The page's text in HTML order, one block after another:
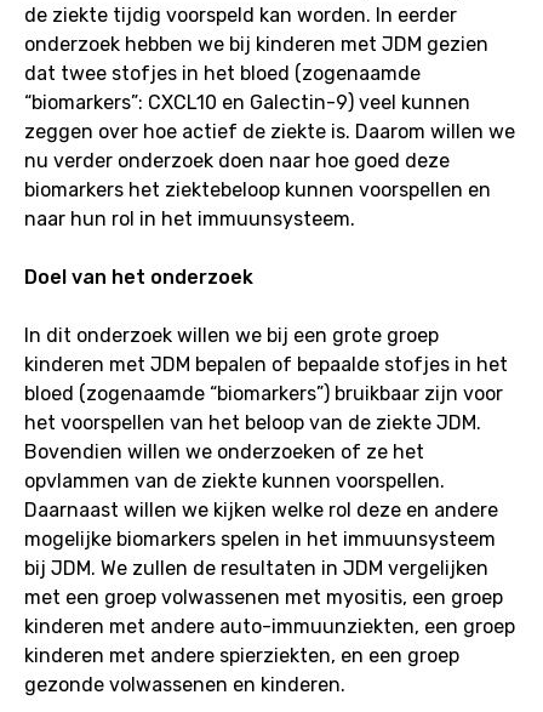
de ziekte tijdig voorspeld kan worden. In eerder
onderzoek hebben we bij kinderen met JDM gezien
dat twee stofjes in het bloed (zogenaamde
“biomarkers”: CXCL10 en Galectin-9) veel kunnen
zeggen over hoe actief de ziekte is. Daarom willen we
nu verder onderzoek doen naar hoe goed deze
biomarkers het ziektebeloop kunnen voorspellen en
naar hun rol in het immuunsysteem.
Doel van het onderzoek
In dit onderzoek willen we bij een grote groep
kinderen met JDM bepalen of bepaalde stofjes in het
bloed (zogenaamde “biomarkers”) bruikbaar zijn voor
het voorspellen van het beloop van de ziekte JDM.
Bovendien willen we onderzoeken of ze het
opvlammen van de ziekte kunnen voorspellen.
Daarnaast willen we kijken welke rol deze en andere
mogelijke biomarkers spelen in het immuunsysteem
bij JDM. We zullen de resultaten in JDM vergelijken
met een groep volwassenen met myositis, een groep
kinderen met andere auto-immuunziekten, een groep
kinderen met andere spierziekten, en een groep
gezonde volwassenen en kinderen.